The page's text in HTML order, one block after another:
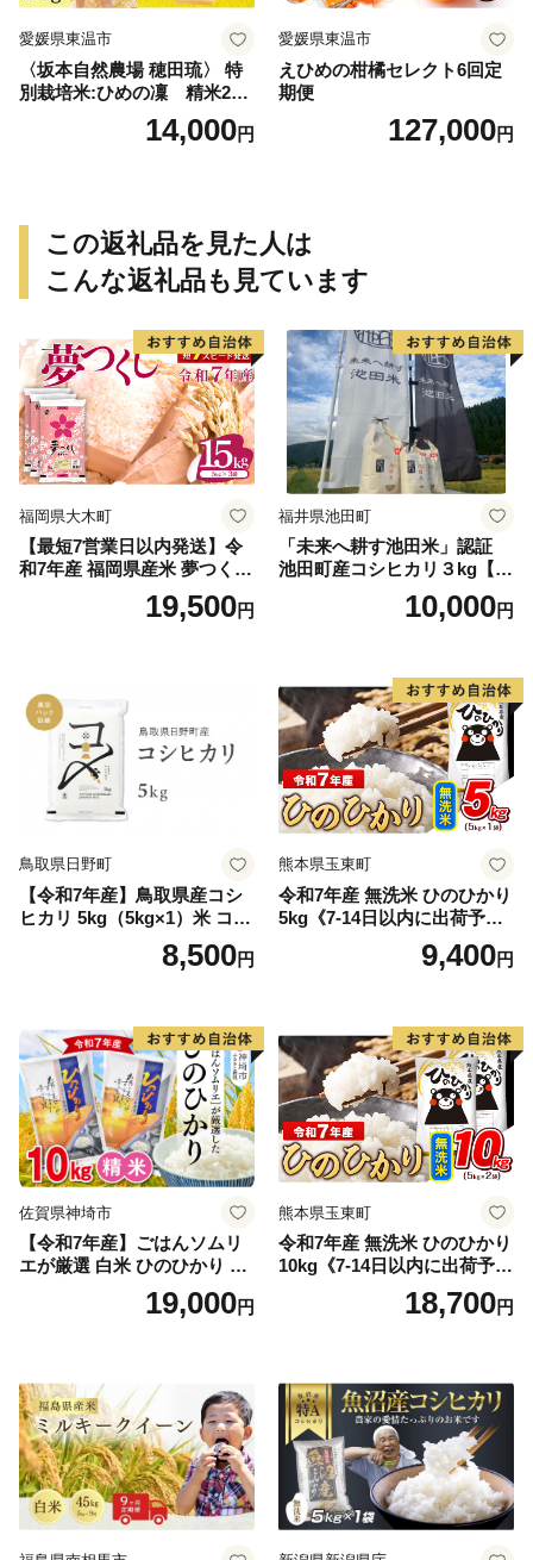
愛媛県東温市
〈坂本自然農場 穂田琉〉 特
別栽培米:ひめの凜 精米2kg
ご飯 お弁当 おにぎり 冷めて
も美味しい 愛媛県産 県知事
14,000円
愛媛県東温市
えひめの柑橘セレクト6回定
期便
127,000円
この返礼品を見た人は
こんな返礼品も見ています
福岡県大木町
【最短7営業日以内発送】令
和7年産 福岡県産米 夢つくし
15kg 精米 ※北海道・沖縄・
19,500円
福井県池田町
「未来へ耕す池田米」認証
池田町産コシヒカリ３kg【お
1人様につき３セットまで】
10,000円
鳥取県日野町
【令和7年産】鳥取県産コシ
ヒカリ 5kg（5kg×1）米 コシ
ヒカリ こしひかり お米 白米
精米 5キロ おこめ こめ コメ
野町産 Elevation
8,500円
熊本県玉東町
令和7年産 無洗米 ひのひかり
5kg《7-14日以内に出荷予定
(土日祝除く)》コメ 米 無洗米
高レビュー｜人気米 熊本県
9,400円
佐賀県神埼市
【令和7年産】ごはんソムリ
エが厳選 白米 ひのひかり 10
米 10kg 5kg×2 ひのひかり ブ
19,000円
熊本県玉東町
令和7年産 無洗米 ひのひかり
10kg《7-14日以内に出荷予定
(土日祝除く)》コメ 米 無洗米
令和7年産 高レビュー｜人気
18,700円